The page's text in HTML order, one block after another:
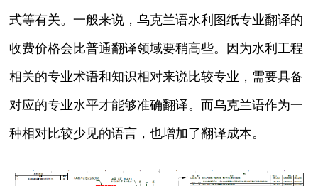
式等有关。一般来说，乌克兰语水利图纸专业翻译的
收费价格会比普通翻译领域要稍高些。因为水利工程
相关的专业术语和知识相对来说比较专业，需要具备
对应的专业水平才能够准确翻译。而乌克兰语作为一
种相对比较少见的语言，也增加了翻译成本。